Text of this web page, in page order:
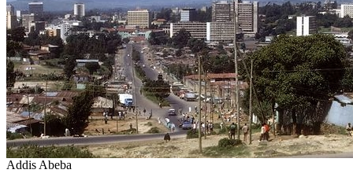
Addis Abeba